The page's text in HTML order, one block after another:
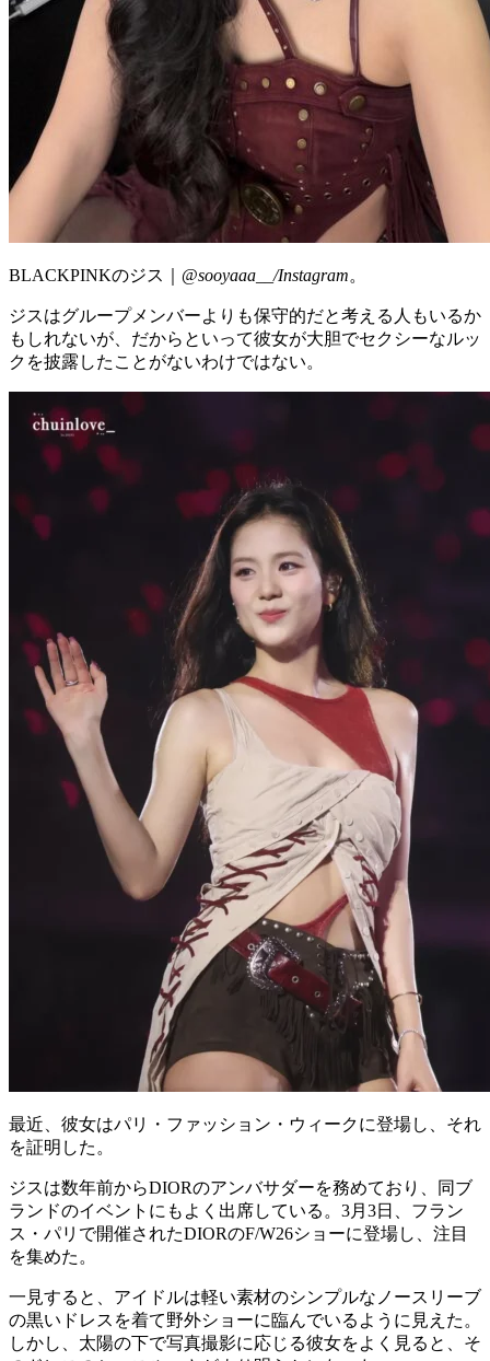
BLACKPINKのジス｜@sooyaaa__/Instagram。
ジスはグループメンバーよりも保守的だと考える人もいるか
もしれないが、だからといって彼女が大胆でセクシーなルッ
クを披露したことがないわけではない。
最近、彼女はパリ・ファッション・ウィークに登場し、それ
を証明した。
ジスは数年前からDIORのアンバサダーを務めており、同ブ
ランドのイベントにもよく出席している。3月3日、フラン
ス・パリで開催されたDIORのF/W26ショーに登場し、注目
を集めた。
一見すると、アイドルは軽い素材のシンプルなノースリーブ
の黒いドレスを着て野外ショーに臨んでいるように見えた。
しかし、太陽の下で写真撮影に応じる彼女をよく見ると、そ